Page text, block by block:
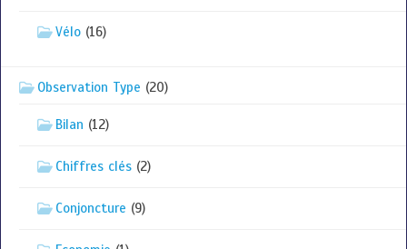
Vélo (16)
Observation Type (20)
Bilan (12)
Chiffres clés (2)
Conjoncture (9)